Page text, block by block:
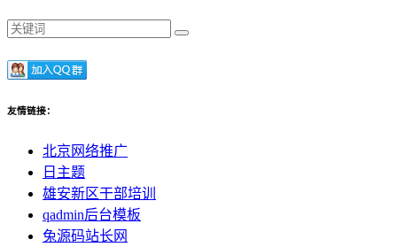
友情链接：
北京网络推广
日主题
雄安新区干部培训
qadmin后台模板
兔源码站长网